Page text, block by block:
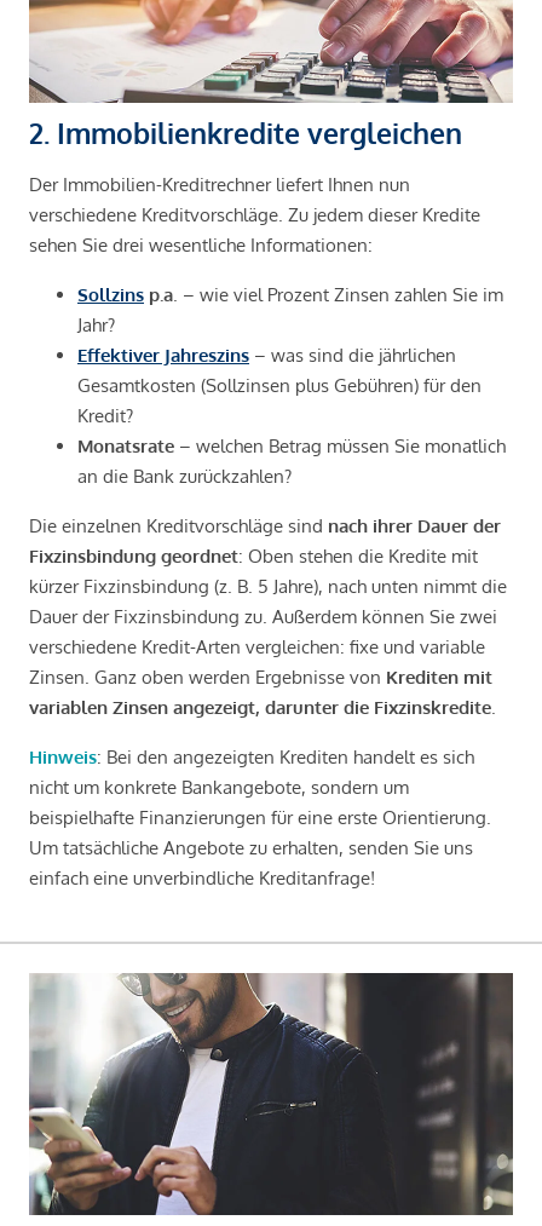
2. Immobilienkredite vergleichen
Der Immobilien-Kreditrechner liefert Ihnen nun
verschiedene Kreditvorschläge. Zu jedem dieser Kredite
sehen Sie drei wesentliche Informationen:
Sollzins p.a . – wie viel Prozent Zinsen zahlen Sie im
Jahr?
Effektiver Jahreszins – was sind die jährlichen
Gesamtkosten (Sollzinsen plus Gebühren) für den
Kredit?
Monatsrate – welchen Betrag müssen Sie monatlich
an die Bank zurückzahlen?
Die einzelnen Kreditvorschläge sind nach ihrer Dauer der
Fixzinsbindung geordnet: Oben stehen die Kredite mit
kürzer Fixzinsbindung (z. B. 5 Jahre), nach unten nimmt die
Dauer der Fixzinsbindung zu. Außerdem können Sie zwei
verschiedene Kredit-Arten vergleichen: fixe und variable
Zinsen. Ganz oben werden Ergebnisse von Krediten mit
variablen Zinsen angezeigt, darunter die Fixzinskredite
Hinweis: Bei den angezeigten Krediten handelt es sich
nicht um konkrete Bankangebote, sondern um
beispielhafte Finanzierungen für eine erste Orientierung.
Um tatsächliche Angebote zu erhalten, senden Sie uns
einfach eine unverbindliche Kreditanfrage!